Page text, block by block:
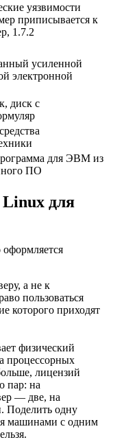
уязвимости
приписывается к
1.7.2
усиленной
электронной
диск с
для ЭВМ из
ПО
Linux для
а не к
пользоваться
которого приходят
физический
процессорных
лицензий
пар: на
— две, на
Поделить одну
машинами с одним